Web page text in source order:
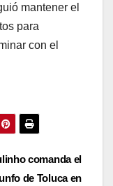
mantener el
para
con el
comanda el
de Toluca en